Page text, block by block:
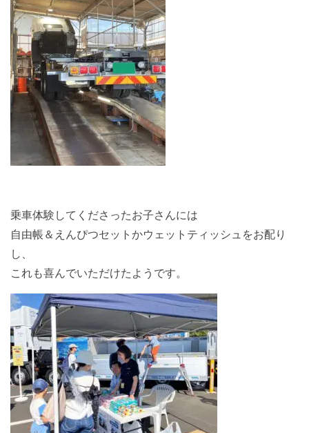
乗車体験してくださったお子さんには
自由帳＆えんぴつセットかウェットティッシュをお配り
し、
これも喜んでいただけたようです。